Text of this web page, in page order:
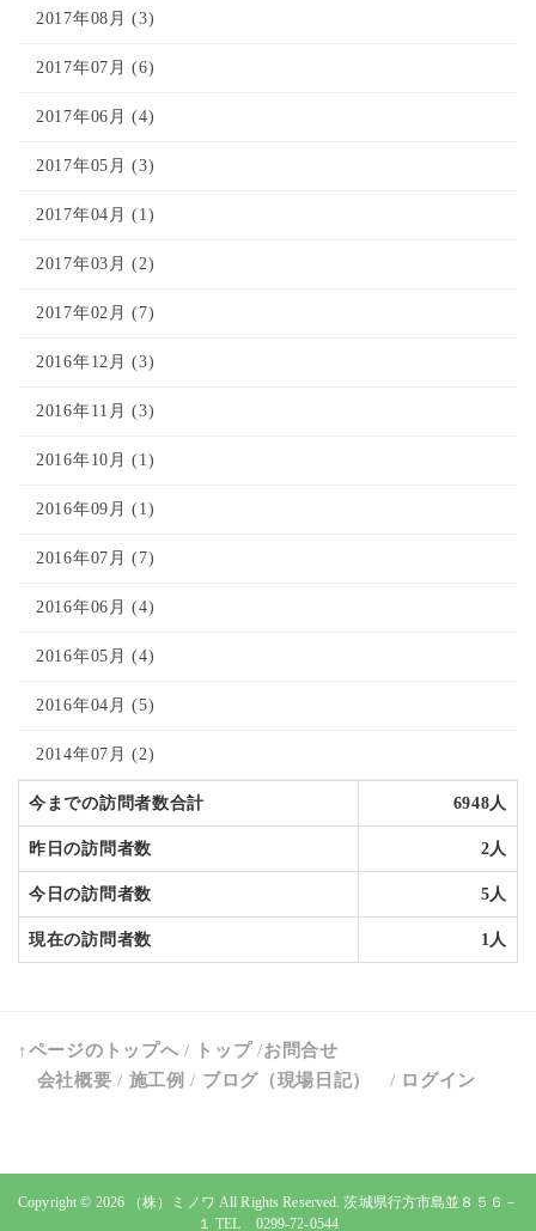
2017年08月 (3)
2017年07月 (6)
2017年06月 (4)
2017年05月 (3)
2017年04月 (1)
2017年03月 (2)
2017年02月 (7)
2016年12月 (3)
2016年11月 (3)
2016年10月 (1)
2016年09月 (1)
2016年07月 (7)
2016年06月 (4)
2016年05月 (4)
2016年04月 (5)
2014年07月 (2)
今までの訪問者数合計 6948人
昨日の訪問者数 2人
今日の訪問者数 5人
現在の訪問者数 1人
↑ページのトップへ / トップ/お問合せ
会社概要 / 施工例 / ブログ（現場日記） / ログイン
Copyright © 2026 （株）ミノワ All Rights Reserved. 茨城県行方市島並８５６－
１ TEL 0299-72-0544